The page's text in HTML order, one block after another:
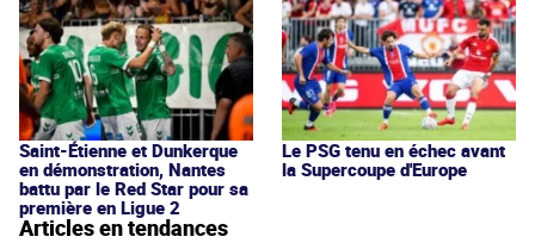
Saint-Étienne et Dunkerque
en démonstration, Nantes
battu par le Red Star pour sa
première en Ligue 2
Le PSG tenu en échec avant
la Supercoupe d'Europe
Articles en tendances